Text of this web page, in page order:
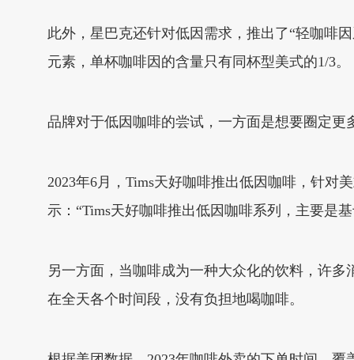
此外，星巴克还针对低因需求，推出了“轻咖啡
元素，单杯咖啡因的含量只有同杯型美式的1/3。
品牌对于低因咖啡的尝试，一方面是想要圈定
2023年6月，Tims天好咖啡推出低因咖啡，针对
示：“Tims天好咖啡推出低因咖啡系列，主要是
另一方面，当咖啡成为一种大众化的饮料，许
在全天各个时间段，没有负担地喝咖啡。